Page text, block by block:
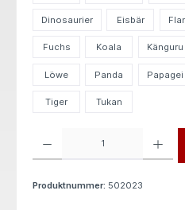
Dinosaurier Eisbär
Fuchs Koala Känguru
Löwe Panda Papagei
Tiger Tukan
Produktnummer: 502023